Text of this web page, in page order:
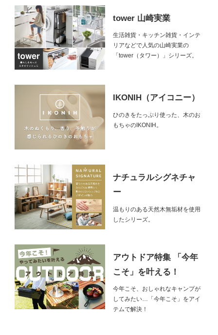
tower 山崎実業
生活雑貨・キッチン雑貨・インテ
リアなどで人気の山崎実業の
「tower（タワー）」シリーズ。
IKONIH（アイコニー）
ひのきをたっぷり使った、木のお
もちゃのIKONIH。
ナチュラルシグネチャ
ー
温もりのある天然木無垢材を使用
したシリーズ。
アウトドア特集 「今年
こそ」を叶える！
今年こそ、おしゃれなキャンプが
してみたい…「今年こそ」をアイ
テムで解決！